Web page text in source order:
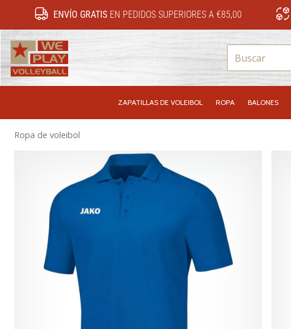
ENVÍO GRATISEN PEDIDOS SUPERIORES A €85,00
ZAPATILLAS DE VOLEIBOL ROPA BALONES
Ropa de voleibol